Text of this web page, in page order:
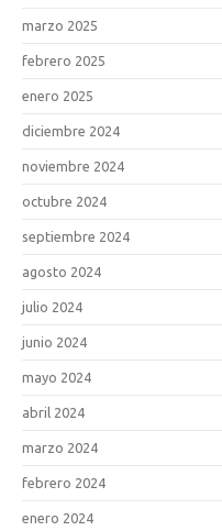
marzo 2025
febrero 2025
enero 2025
diciembre 2024
noviembre 2024
octubre 2024
septiembre 2024
agosto 2024
julio 2024
junio 2024
mayo 2024
abril 2024
marzo 2024
febrero 2024
enero 2024